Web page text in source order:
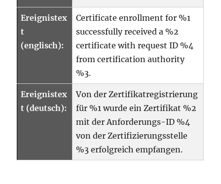
Ereignistex
t
(englisch):
Certificate enrollment for %1
successfully received a %2
certificate with request ID %4
from certification authority
%3.
Ereignistex
t (deutsch):
Von der Zertifikatregistrierung
für %1 wurde ein Zertifikat %2
mit der Anforderungs-ID %4
von der Zertifizierungsstelle
%3 erfolgreich empfangen.